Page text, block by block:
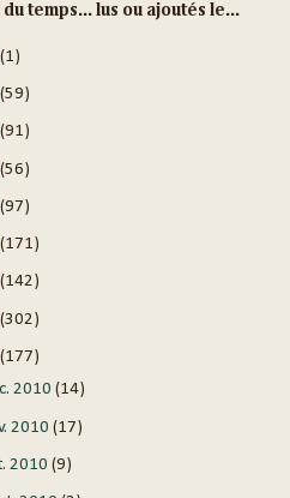
temps... lus ou ajoutés le...
(1)
(59)
(91)
(56)
(97)
(171)
(142)
(302)
(177)
2010 (14)
2010 (17)
2010 (9)